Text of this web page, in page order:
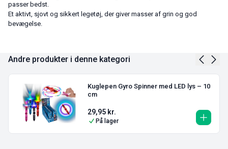
passer bedst.
Et aktivt, sjovt og sikkert legetøj, der giver masser af grin og god
bevægelse.
Andre produkter i denne kategori
Kuglepen Gyro Spinner med LED lys – 10
cm
29,95 kr.
På lager